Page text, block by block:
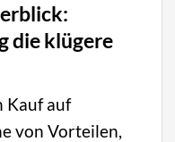
die klügere
Kauf auf
von Vorteilen,